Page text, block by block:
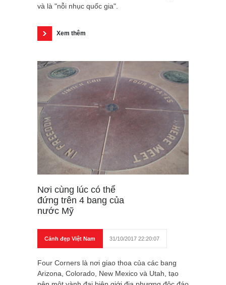
và là "nỗi nhục quốc gia".
Xem thêm
Nơi cùng lúc có thể
đứng trên 4 bang của
nước Mỹ
Cảnh đẹp Việt Nam 31/10/2017 22:20:07
Four Corners là nơi giao thoa của các bang
Arizona, Colorado, New Mexico và Utah, tạo